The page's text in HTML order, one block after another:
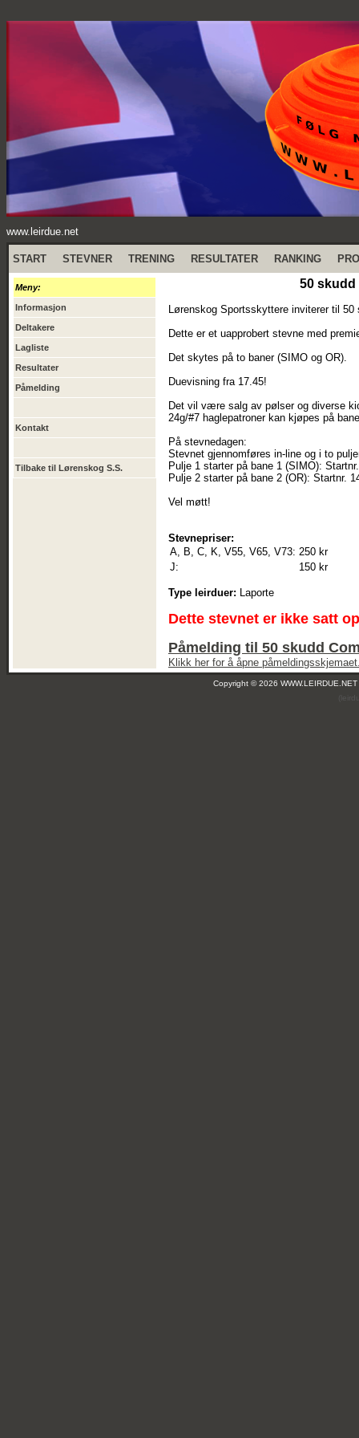
www.leirdue.net
START STEVNER TRENING RESULTATER RANKING
Meny:
Informasjon
Deltakere
Lagliste
Resultater
Påmelding
Kontakt
Tilbake til Lørenskog S.S.
50 skudd
Lørenskog Sportsskyttere inviterer til
Dette er et uapprobert stevne med
Det skytes på to baner (SIMO og OR).
Duevisning fra 17.45!
Det vil være salg av pølser og diverse
24g/#7 haglepatroner kan kjøpes på
På stevnedagen:
Stevnet gjennomføres in-line og i to
Pulje 1 starter på bane 1 (SIMO):
Pulje 2 starter på bane 2 (OR): Startnr.
Vel møtt!
Stevnepriser:
A, B, C, K, V55, V65, V73: 250 kr
J:
150 kr
Type leirduer: Laporte
Dette stevnet er ikke satt
Påmelding til 50 skudd
Klikk her for å åpne
Copyright © 2026